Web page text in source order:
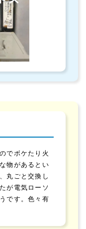
でボケたり火
物があるとい
丸ごと交換し
が電気ローソ
です。色々有